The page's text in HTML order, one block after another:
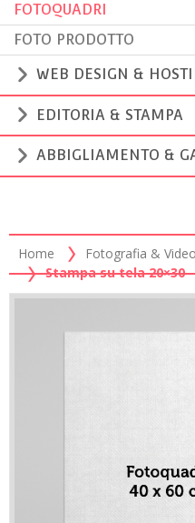
FOTOQUADRI
FOTO PRODOTTO
WEB DESIGN &
EDITORIA & STAMPA
ABBIGLIAMENTO &
Home Fotografia & Video
Stampa su tela 20×30